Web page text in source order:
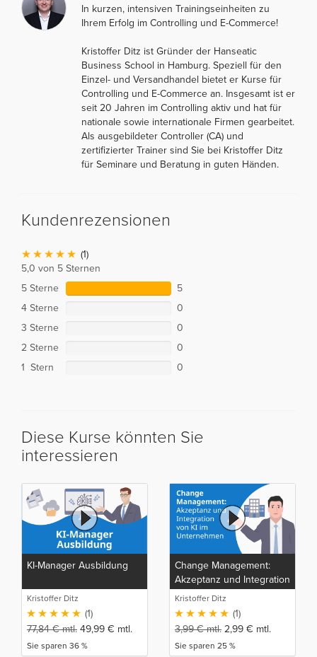
In kurzen, intensiven Trainingseinheiten zu
Ihrem Erfolg im Controlling und E-Commerce!
Kristoffer Ditz ist Gründer der Hanseatic
Business School in Hamburg. Speziell für den
Einzel- und Versandhandel bietet er Kurse für
Controlling und E-Commerce an. Insgesamt ist er
seit 20 Jahren im Controlling aktiv und hat für
nationale sowie internationale Firmen gearbeitet.
Als ausgebildeter Controller (CA) und
zertifizierter Trainer sind Sie bei Kristoffer Ditz
für Seminare und Beratung in guten Händen.
Kundenrezensionen
(1)
5,0 von 5 Sternen
5 Sterne
5
4 Sterne
0
3 Sterne
0
2 Sterne
0
1 Stern
0
Diese Kurse könnten Sie
interessieren
KI-Manager Ausbildung
Kristoffer Ditz
(1)
77,84€mtl. 49,99 € mtl.
Sie sparen 36 %
Change Management:
Akzeptanz und Integration
von KI im Unternehmen
Kristoffer Ditz
(1)
3,99€mtl. 2,99 € mtl.
Sie sparen 25 %